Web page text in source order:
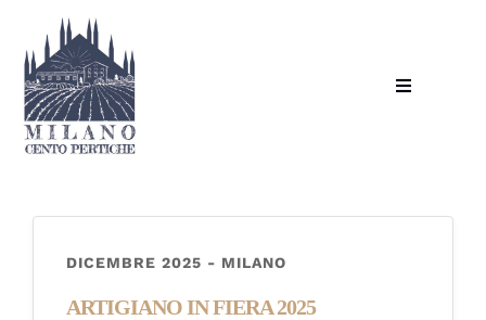
content
Toggle
DICEMBRE 2025 - MILANO
ARTIGIANO IN FIERA 2025